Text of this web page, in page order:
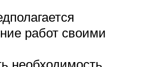
работ своими